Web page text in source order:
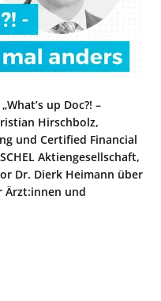
up Doc?! –
Hirschbolz,
und Certified Financial
Aktiengesellschaft,
Dr. Dierk Heimann über
Ärzt:innen und